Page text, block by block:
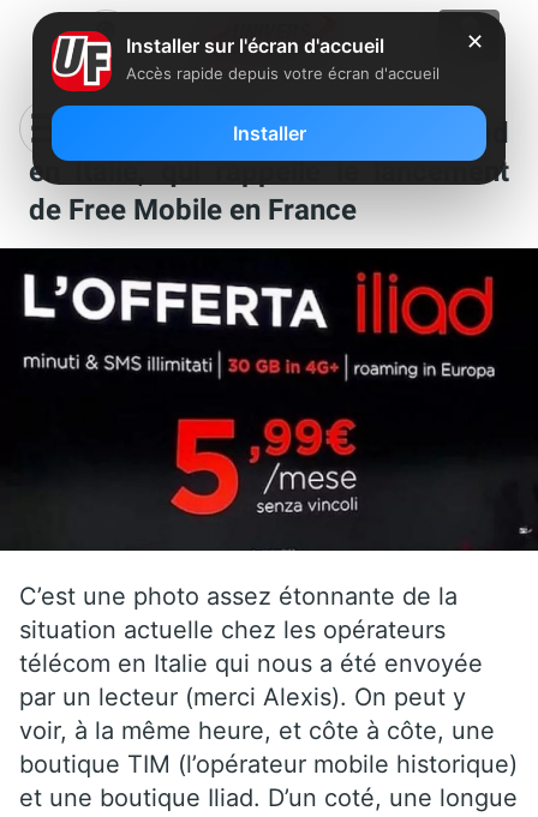
Clin d’oeil : la photo étonnante d’Iliad
en Italie, qui rappelle le lancement
de Free Mobile en France
C’est une photo assez étonnante de la
situation actuelle chez les opérateurs
télécom en Italie qui nous a été envoyée
par un lecteur (merci Alexis). On peut y
voir, à la même heure, et côte à côte, une
boutique TIM (l’opérateur mobile historique)
et une boutique Iliad. D’un coté, une longue
✕
Installer sur l'écran d'accueil
Accès rapide depuis votre écran d'accueil
Installer